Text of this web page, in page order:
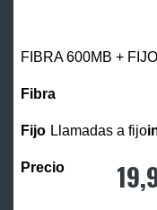
FIBRA 600MB + FIJO
Llamadas a fijo